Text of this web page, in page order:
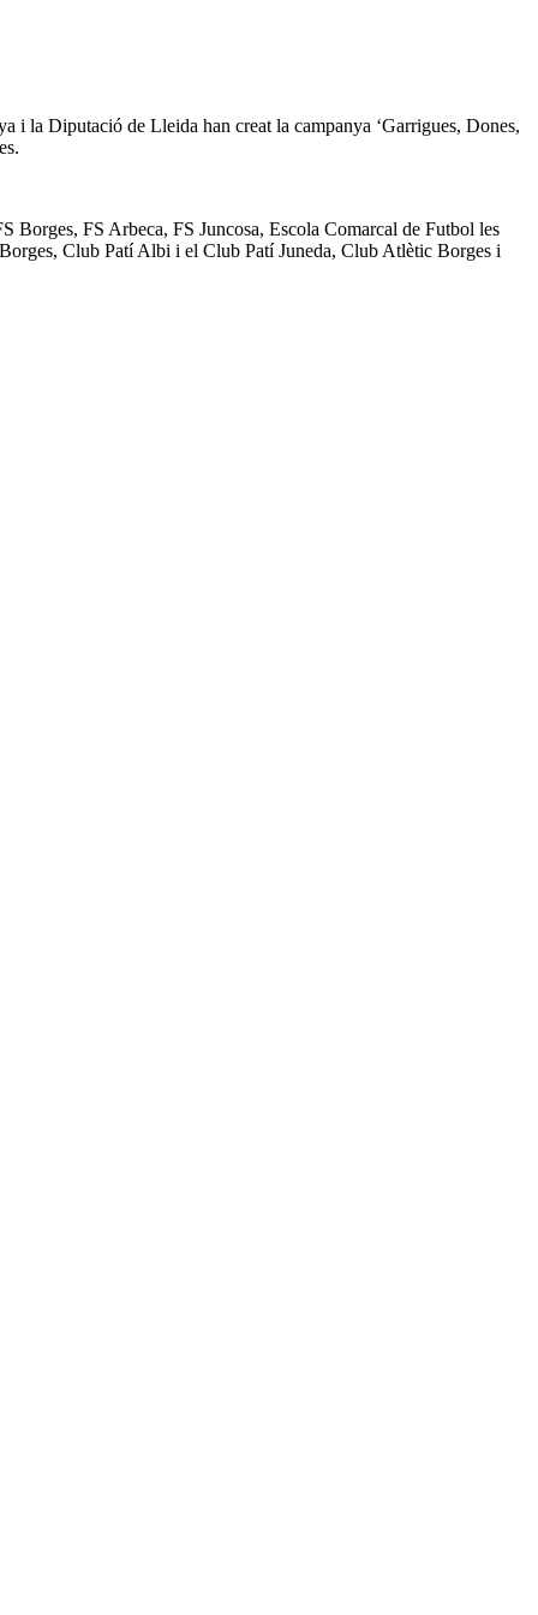
i la Diputació de Lleida han creat la campanya ‘Garrigues, Dones,
Borges, FS Arbeca, FS Juncosa, Escola Comarcal de Futbol les
Club Patí Albi i el Club Patí Juneda, Club Atlètic Borges i